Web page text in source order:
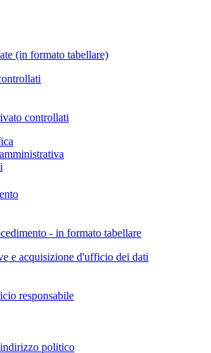
(in formato tabellare)
controllati
- in formato tabellare
e acquisizione d'ufficio dei dati
responsabile
politico